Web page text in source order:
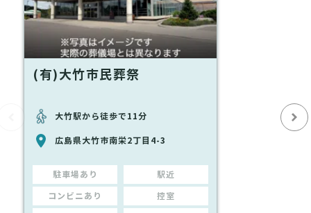
(有)大竹市民葬祭
大竹駅から徒歩で11分
広島県大竹市南栄2丁目4-3
駐車場あり 駅近
コンビニあり 控室